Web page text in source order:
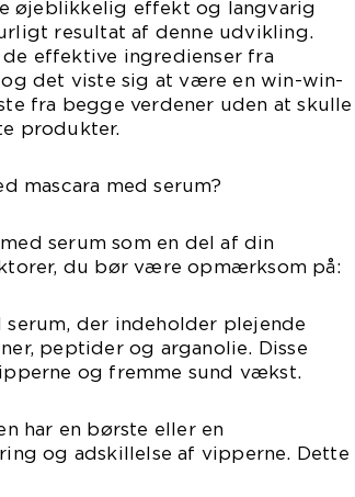
øjeblikkelig effekt og langvarig
resultat af denne udvikling.
effektive ingredienser fra
det viste sig at være en win-win-
fra begge verdener uden at skulle
produkter.
mascara med serum?
serum som en del af din
du bør være opmærksom på:
serum, der indeholder plejende
peptider og arganolie. Disse
og fremme sund vækst.
har en børste eller en
og adskillelse af vipperne. Dette